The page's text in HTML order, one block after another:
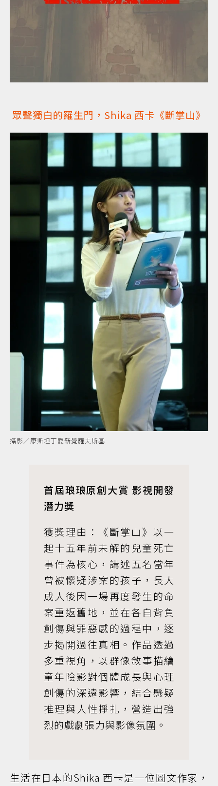
眾聲獨白的羅生門，Shika 西卡《斷掌山》
攝影／康斯坦丁愛新覺羅夫斯基
首屆琅琅原創大賞 影視開發
潛力獎
獲獎理由：《斷掌山》以一
起十五年前未解的兒童死亡
事件為核心，講述五名當年
曾被懷疑涉案的孩子，長大
成人後因一場再度發生的命
案重返舊地，並在各自背負
創傷與罪惡感的過程中，逐
步揭開過往真相。作品透過
多重視角，以群像敘事描繪
童年陰影對個體成長與心理
創傷的深遠影響，結合懸疑
推理與人性掙扎，營造出強
烈的戲劇張力與影像氛圍。
生活在日本的Shika 西卡是一位圖文作家，